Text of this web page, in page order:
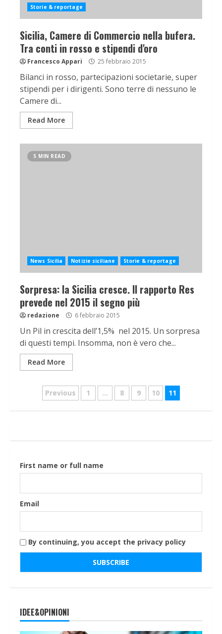
Storie & reportage
Sicilia, Camere di Commercio nella bufera.
Tra conti in rosso e stipendi d'oro
Francesco Appari 25 febbraio 2015
Bilanci in rosso, partecipazioni societarie, super
stipendi per i dirigenti. Sono terre di nessuno le
Camere di...
Read More
5 MIN READ
News Sicilia Notizie siciliane Storie & reportage
Sorpresa: la Sicilia cresce. Il rapporto Res
prevede nel 2015 il segno più
redazione 6 febbraio 2015
Un Pil in crescita dell’1,5% nel 2015. Un sorpresa
di questi tempi. Insomma, non è vero che...
Read More
Navigazione
Previous 1 … 8 9 10 11
First name or full name
Email
By continuing, you accept the privacy policy
IDEE&OPINIONI